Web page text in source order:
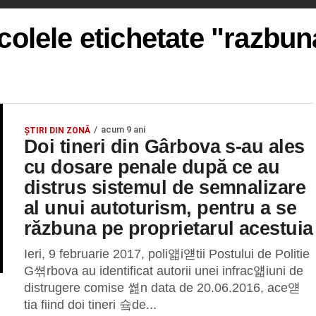
etichetate
ȘTIRI DIN ZONĂ acum 9 ani
Doi tineri din Gârbova s-au ales
cu dosare penale după ce au
distrus sistemul de semnalizare
al unui autoturism, pentru a se
răzbuna pe proprietarul acestuia
Ieri, 9 februarie 2017, poli얣i얟tii Postului de Politie
G쎢rbova au identificat autorii unei infrac얣iuni de
distrugere comise 쎮n data de 20.06.2016, ace얟
tia fiind doi tineri 슠de...